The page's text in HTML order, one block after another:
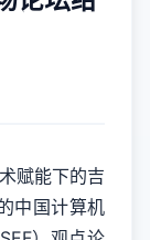
赋能下的吉
中国计算机